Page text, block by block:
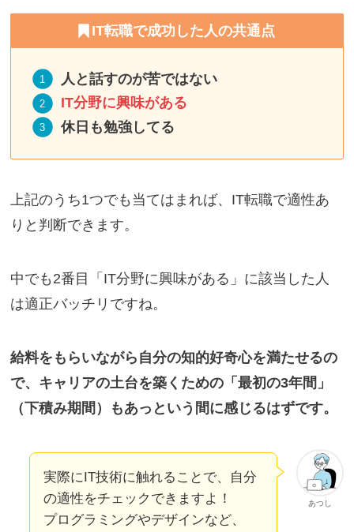
IT転職で成功した人の共通点
人と話すのが苦ではない
IT分野に興味がある
休日も勉強してる
上記のうち1つでも当てはまれば、IT転職で適性あ
りと判断できます。
中でも2番目「IT分野に興味がある」に該当した人
は適正バッチリですね。
給料をもらいながら自分の知的好奇心を満たせるの
で、キャリアの土台を築くための「最初の3年間」
（下積み期間）もあっという間に感じるはずです。
あつし
実際にIT技術に触れることで、自分
の適性をチェックできますよ！
プログラミングやデザインなど、